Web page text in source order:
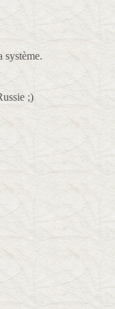
système.
;)